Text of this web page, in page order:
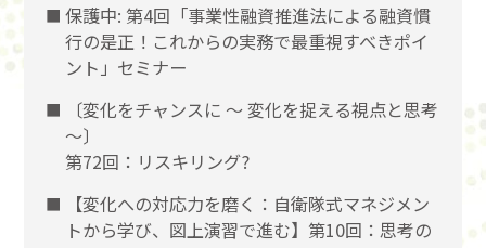
保護中: 第4回「事業性融資推進法による融資慣
行の是正！これからの実務で最重視すべきポイ
ント」セミナー
〔変化をチャンスに 〜 変化を捉える視点と思考
〜〕
第72回：リスキリング?
【変化への対応力を磨く：自衛隊式マネジメン
トから学び、図上演習で進む】第10回：思考の